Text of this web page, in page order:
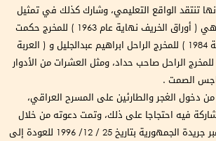
تنتقد الواقع التعليمي، وشارك كذلك في تمثيل
عدة أفلام في السينما هي ( أوراق الخريف نهاية عام 1963 ) للمخرج حكمت
لبيب و ( فائق يتزوج سنة 1984 ) للمخرج الراحل ابراهيم عبدالجليل و ( العربة
والحصان ) و( عمارة )13 للمخرج الراحل صاحب حداد، ومثل العشرات من الأدوار
الصمت .
دخول الغجر والطارئين على المسرح العراقي،
فيه احتجاجا على ذلك، وتمت دعوته من خلال
الفنان يوسف العاني وعبر جريدة الجمهورية بتاريخ 25 / 12/ 1996 للعودة إلى